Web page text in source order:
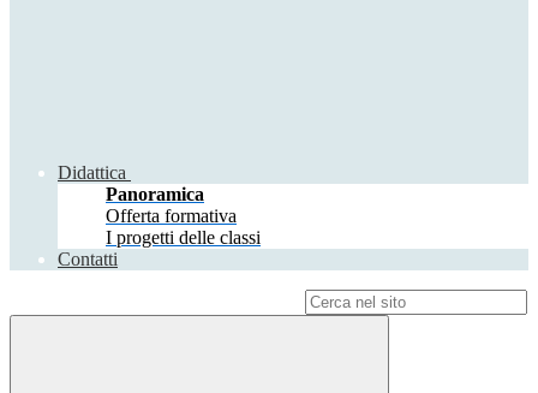
Didattica
Panoramica
Offerta formativa
I progetti delle classi
Contatti